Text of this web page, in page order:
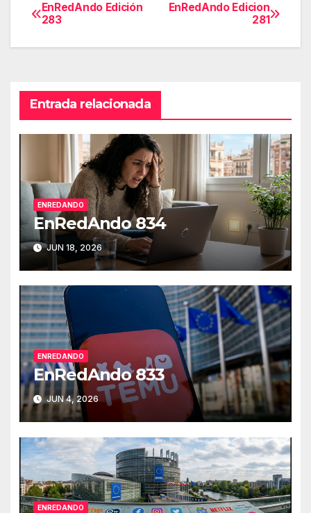
Navegación
de
EnRedAndo Edicion
281
EnRedAndo Edición
283
Entrada relacionada
ENREDANDO
EnRedAndo 834
JUN 18, 2026
ENREDANDO
EnRedAndo 833
JUN 4, 2026
ENREDANDO